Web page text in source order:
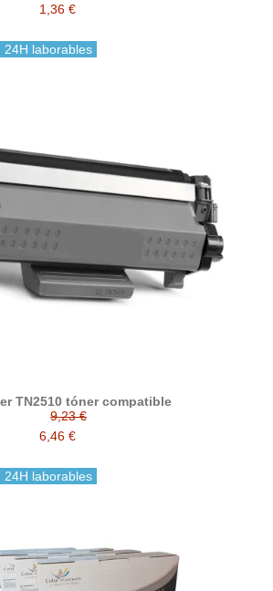
1,36 €
24H laborables
TN2510 tóner compatible
9,23 €
6,46 €
24H laborables